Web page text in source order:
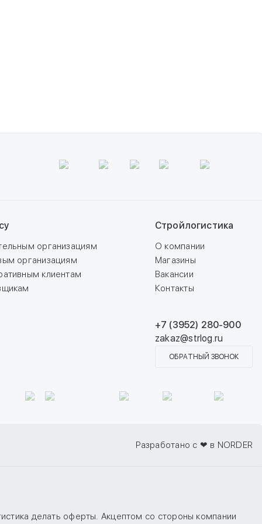
организациям
организациям
клиентам
Стройлогистика
О компании
Магазины
Вакансии
Контакты
+7 (3952) 280-900
zakaz@strlog.ru
ОБРАТНЫЙ ЗВОНОК
Разработано с ❤ в NORDER
делать оферты. Акцептом со стороны компании